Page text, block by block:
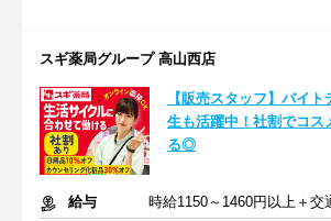
スギ薬局グループ 高山西店
【販売スタッフ】バイ
生も活躍中！社割でコス
る◎
給与
時給1150～1460円以上＋交